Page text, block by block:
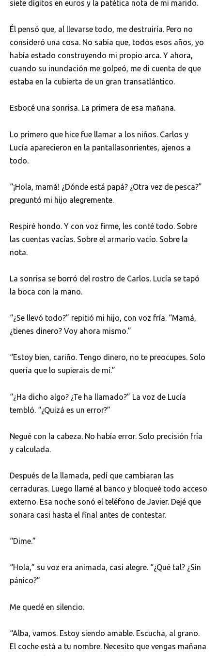
siete dígitos en euros y la patética nota de mi marido.
Él pensó que, al llevarse todo, me destruiría. Pero no
consideró una cosa. No sabía que, todos esos años, yo
había estado construyendo mi propio arca. Y ahora,
cuando su inundación me golpeó, me di cuenta de que
estaba en la cubierta de un gran transatlántico.
Esbocé una sonrisa. La primera de esa mañana.
Lo primero que hice fue llamar a los niños. Carlos y
Lucía aparecieron en la pantallasonrientes, ajenos a
todo.
“¡Hola, mamá! ¿Dónde está papá? ¿Otra vez de pesca?”
preguntó mi hijo alegremente.
Respiré hondo. Y con voz firme, les conté todo. Sobre
las cuentas vacías. Sobre el armario vacío. Sobre la
nota.
La sonrisa se borró del rostro de Carlos. Lucía se tapó
la boca con la mano.
“¿Se llevó todo?” repitió mi hijo, con voz fría. “Mamá,
¿tienes dinero? Voy ahora mismo.”
“Estoy bien, cariño. Tengo dinero, no te preocupes. Solo
quería que lo supierais de mí.”
“¿Ha dicho algo? ¿Te ha llamado?” La voz de Lucía
tembló. “¿Quizá es un error?”
Negué con la cabeza. No había error. Solo precisión fría
y calculada.
Después de la llamada, pedí que cambiaran las
cerraduras. Luego llamé al banco y bloqueé todo acceso
externo. Esa noche sonó el teléfono de Javier. Dejé que
sonara casi hasta el final antes de contestar.
“Dime.”
“Hola,” su voz era animada, casi alegre. “¿Qué tal? ¿Sin
pánico?”
Me quedé en silencio.
“Alba, vamos. Estoy siendo amable. Escucha, al grano.
El coche está a tu nombre. Necesito que vengas mañana